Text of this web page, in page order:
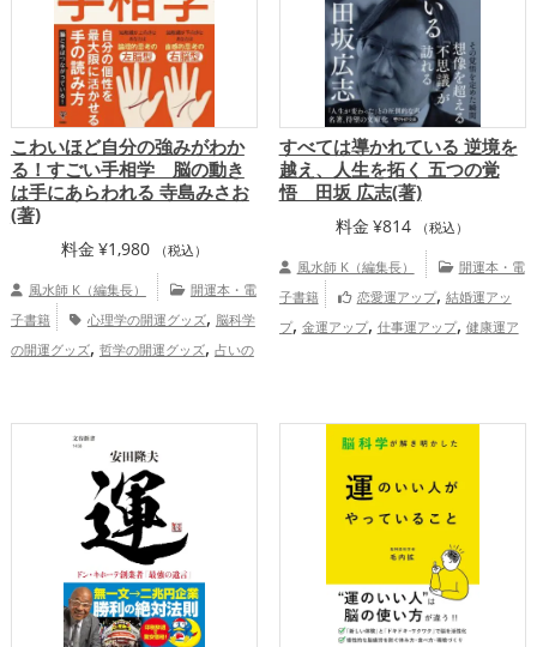
こわいほど自分の強みがわか
る！すごい手相学 脳の動き
は手にあらわれる 寺島みさお
(著)
料金 ¥1,980 （税込）
風水師 K（編集長）
開運本・電
子書籍
心理学の開運グッズ, 脳科学
の開運グッズ, 哲学の開運グッズ, 占いの
すべては導かれている 逆境を
越え、人生を拓く 五つの覚
悟 田坂 広志(著)
料金 ¥814 （税込）
風水師 K（編集長）
開運本・電
子書籍
恋愛運アップ, 結婚運アッ
プ, 金運アップ, 仕事運アップ, 健康運ア